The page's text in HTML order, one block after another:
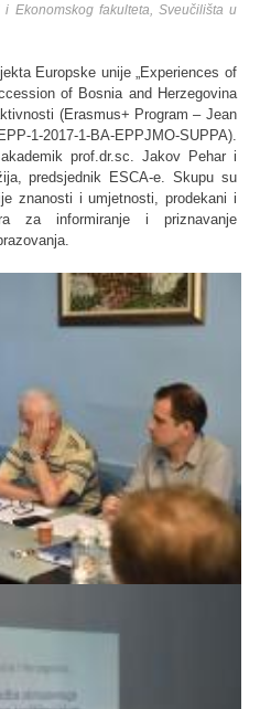
Ekonomskog fakulteta, Sveučilišta u
Europske unije „Experiences of
of Bosnia and Herzegovina
(Erasmus+ Program – Jean
2017-1-BA-EPPJMO-SUPPA).
prof.dr.sc. Jakov Pehar i
predsjednik ESCA-e. Skupu su
znanosti i umjetnosti, prodekani i
za informiranje i priznavanje